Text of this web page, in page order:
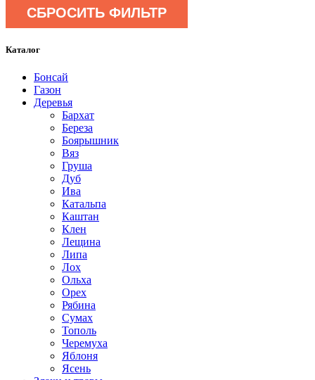
СБРОСИТЬ ФИЛЬТР
Каталог
Бонсай
Газон
Деревья
Бархат
Береза
Боярышник
Вяз
Груша
Дуб
Ива
Катальпа
Каштан
Клен
Лещина
Липа
Лох
Ольха
Орех
Рябина
Сумах
Тополь
Черемуха
Яблоня
Ясень